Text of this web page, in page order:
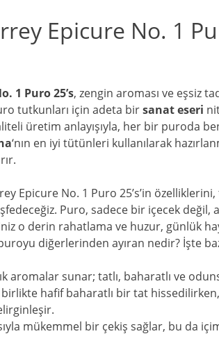
Epicure No. 1
1 Puro 25’s, zengin aroması ve eşsiz
tutkunları için adeta birsanat eseri
üretim anlayışıyla, her bir puroda
‘nın en iyi tütünleri kullanılarak
Epicure No. 1 Puro 25’s’in özelliklerini,
Puro, sadece bir içecek değil,
o derin rahatlama ve huzur, günlük
diğerlerinden ayıran nedir? İşte
aromalar sunar; tatlı, baharatlı ve
hafif baharatlı bir tat
mükemmel bir çekiş sağlar, bu da